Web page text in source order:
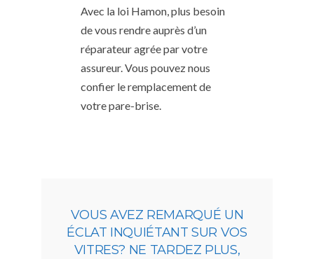
Avec la loi Hamon, plus besoin
de vous rendre auprès d’un
réparateur agrée par votre
assureur. Vous pouvez nous
confier le remplacement de
votre pare-brise.
VOUS AVEZ REMARQUÉ UN
ÉCLAT INQUIÉTANT SUR VOS
VITRES? NE TARDEZ PLUS,